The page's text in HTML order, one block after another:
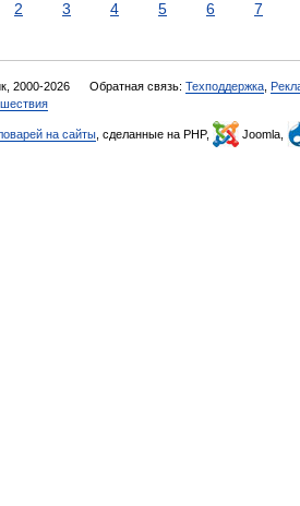
2 3 4 5 6 7
2000-2026 Обратная связь: Техподдержка
на сайты , сделанные на PHP, Joomla,